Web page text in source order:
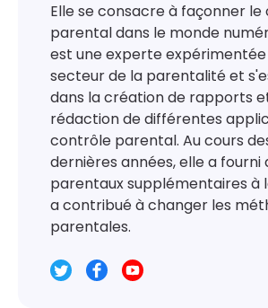
Elle se consacre à façonner
parental dans le monde
est une experte
secteur de la parentalité et
dans la création de rapports
rédaction de différentes
contrôle parental. Au cours
dernières années, elle a fourni
parentaux supplémentaires à
a contribué à changer les
parentales.